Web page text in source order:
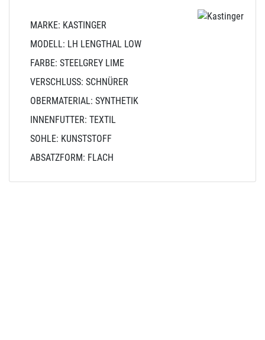
MARKE: KASTINGER
MODELL: LH LENGTHAL LOW
FARBE: STEELGREY LIME
VERSCHLUSS: SCHNÜRER
OBERMATERIAL: SYNTHETIK
INNENFUTTER: TEXTIL
SOHLE: KUNSTSTOFF
ABSATZFORM: FLACH